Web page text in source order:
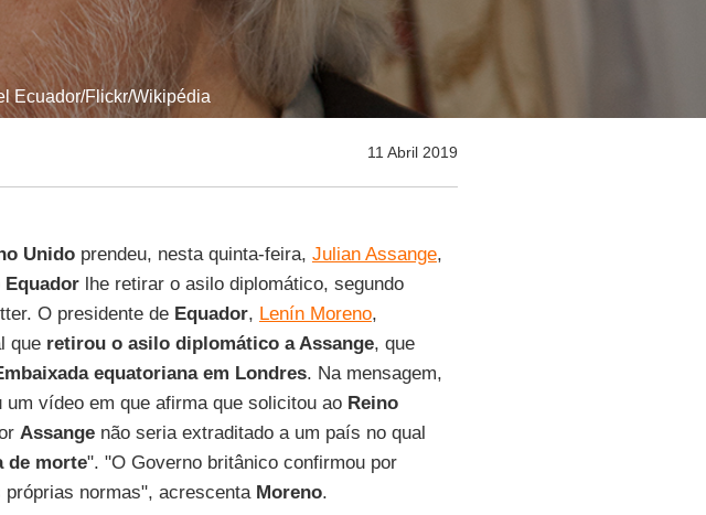
Ecuador/Flickr/Wikipédia
11 Abril 2019
Unidoprendeu, nesta quinta-feira, Julian Assange,
Equadorlhe retirar o asilo diplomático, segundo
O presidente de Equador, Lenín Moreno,
que retirou o asilo diplomático a Assange, que
equatoriana em Londres. Na mensagem,
vídeo em que afirma que solicitou ao Reino
Assangenão seria extraditado a um país no qual
de morte". "O Governo britânico confirmou por
normas", acrescenta Moreno.